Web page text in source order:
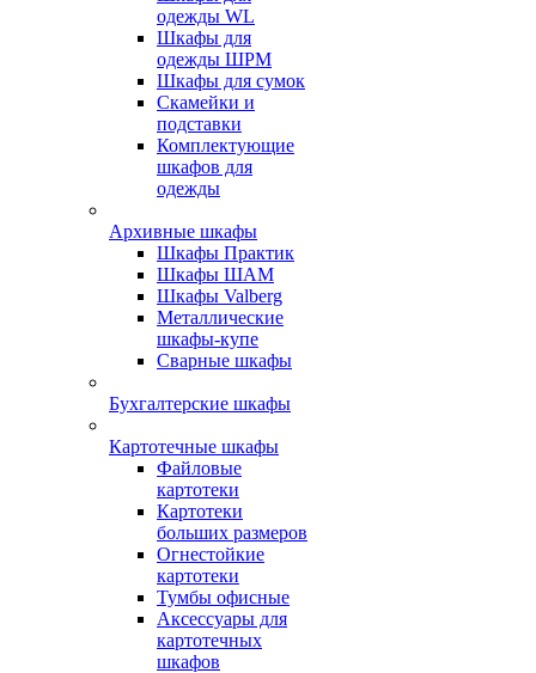
одежды WL
Шкафы для
одежды ШРМ
Шкафы для сумок
Скамейки и
подставки
Комплектующие
шкафов для
одежды
Архивные шкафы
Шкафы Практик
Шкафы ШАМ
Шкафы Valberg
Металлические
шкафы-купе
Сварные шкафы
Бухгалтерские шкафы
Картотечные шкафы
Файловые
картотеки
Картотеки
больших размеров
Огнестойкие
картотеки
Тумбы офисные
Аксессуары для
картотечных
шкафов